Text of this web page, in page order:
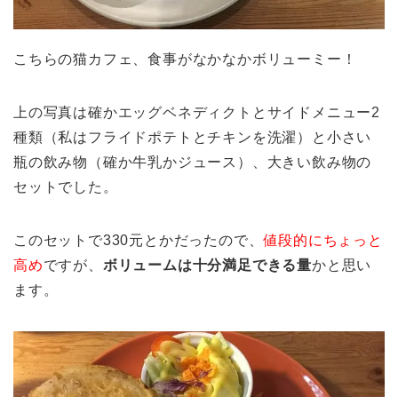
こちらの猫カフェ、食事がなかなかボリューミー！
上の写真は確かエッグベネディクトとサイドメニュー2
種類（私はフライドポテトとチキンを洗濯）と小さい
瓶の飲み物（確か牛乳かジュース）、大きい飲み物の
セットでした。
このセットで330元とかだったので、値段的にちょっと
高めですが、 ボリュームは十分満足できる量かと思い
ます。